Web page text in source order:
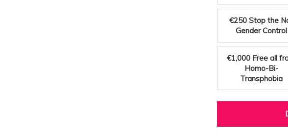
€250 Stop the
Gender Control
€1,000 Free all
Homo-Bi-
Transphobia